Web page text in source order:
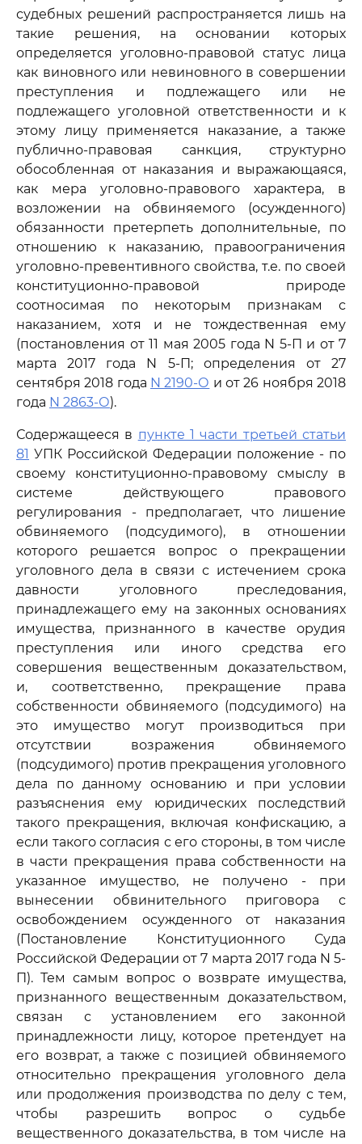
судебных решений распространяется лишь на
такие решения, на основании которых
определяется уголовно-правовой статус лица
как виновного или невиновного в совершении
преступления и подлежащего или не
подлежащего уголовной ответственности и к
этому лицу применяется наказание, а также
публично-правовая санкция, структурно
обособленная от наказания и выражающаяся,
как мера уголовно-правового характера, в
возложении на обвиняемого (осужденного)
обязанности претерпеть дополнительные, по
отношению к наказанию, правоограничения
уголовно-превентивного свойства, т.е. по своей
конституционно-правовой природе
соотносимая по некоторым признакам с
наказанием, хотя и не тождественная ему
(постановления от 11 мая 2005 года N 5-П и от 7
марта 2017 года N 5-П; определения от 27
сентября 2018 года N 2190-О и от 26 ноября 2018
года N 2863-О).
Содержащееся в пункте 1 части третьей статьи
81 УПК Российской Федерации положение - по
своему конституционно-правовому смыслу в
системе действующего правового
регулирования - предполагает, что лишение
обвиняемого (подсудимого), в отношении
которого решается вопрос о прекращении
уголовного дела в связи с истечением срока
давности уголовного преследования,
принадлежащего ему на законных основаниях
имущества, признанного в качестве орудия
преступления или иного средства его
совершения вещественным доказательством,
и, соответственно, прекращение права
собственности обвиняемого (подсудимого) на
это имущество могут производиться при
отсутствии возражения обвиняемого
(подсудимого) против прекращения уголовного
дела по данному основанию и при условии
разъяснения ему юридических последствий
такого прекращения, включая конфискацию, а
если такого согласия с его стороны, в том числе
в части прекращения права собственности на
указанное имущество, не получено - при
вынесении обвинительного приговора с
освобождением осужденного от наказания
(Постановление Конституционного Суда
Российской Федерации от 7 марта 2017 года N 5-
П). Тем самым вопрос о возврате имущества,
признанного вещественным доказательством,
связан с установлением его законной
принадлежности лицу, которое претендует на
его возврат, а также с позицией обвиняемого
относительно прекращения уголовного дела
или продолжения производства по делу с тем,
чтобы разрешить вопрос о судьбе
вещественного доказательства, в том числе на